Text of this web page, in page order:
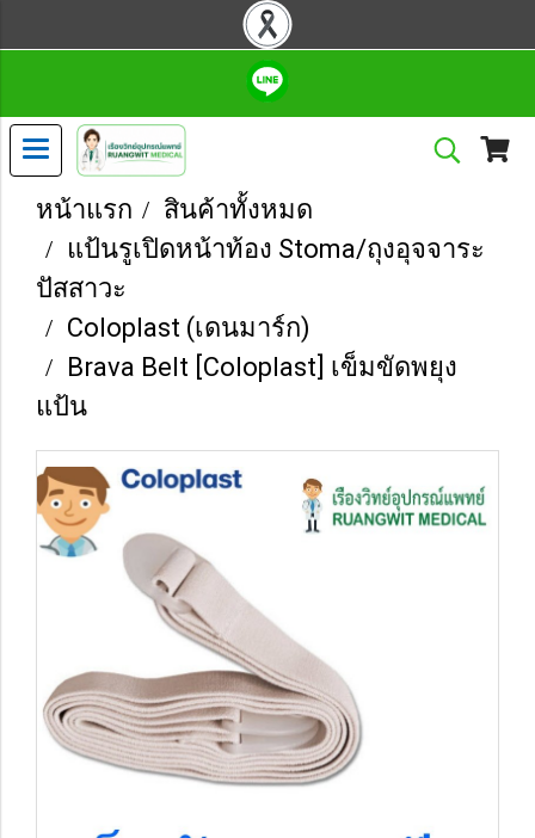
หน้าแรก
สินค้าทั้งหมด
แป้นรูเปิดหน้าท้อง Stoma/ถุงอุจจาระ
ปัสสาวะ
Coloplast (เดนมาร์ก)
Brava Belt [Coloplast] เข็มขัดพยุง
แป้น